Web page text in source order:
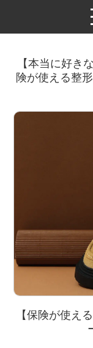
【本当に好き
険が使える整
【保険が使え